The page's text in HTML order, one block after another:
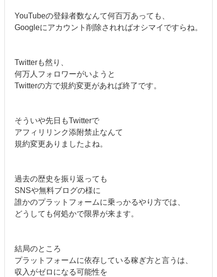
YouTubeの登録者数なんて何百万あっても、
Googleにアカウント削除されればオシマイですらね。
Twitterも然り、
何万人フォロワーがいようと
Twitterの方で規約変更があれば終了です。
そういや先日もTwitterで
アフィリリンク添附禁止なんて
規約変更ありましたよね。
過去の歴史を振り返っても
SNSや無料ブログの様に
誰かのプラットフォームに乗っかるやり方では、
どうしても何処かで限界が来ます。
結局のところ
プラットフォームに依存している稼ぎ方と言うは、
収入がゼロになる可能性を